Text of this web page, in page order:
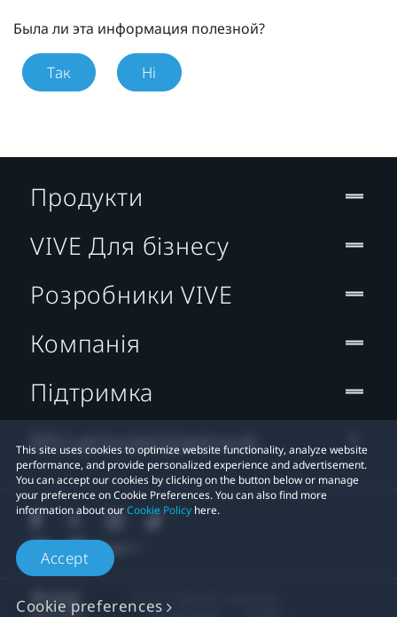
Была ли эта информация полезной?
Так Ні
This site uses cookies to optimize website functionality, analyze website
performance, and provide personalized experience and advertisement.
You can accept our cookies by clicking on the button below or manage
your preference on Cookie Preferences. You can also find more
information about ourCookie Policy here.
Accept
Cookie preferences
Продукти
VIVE Для бізнесу
Розробники VIVE
Компанія
Підтримка
Місцезнаходження:
Правові умови